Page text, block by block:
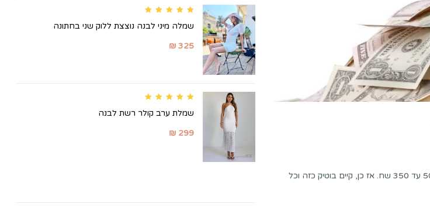
דמייני לעצמך שאת נכנסת לבוטיק לבן לכלה שמכיל כל מה שכלה צריכה לקנות במחירים שנעים מ 50 עד 350 שח. אז כן, קיים בוטיק כזה וכל
שמלה מיני לבנה נוצצת ללוק שני בחתונה
₪ 325
שמלת ערב קולר רשת לבנה
₪ 299